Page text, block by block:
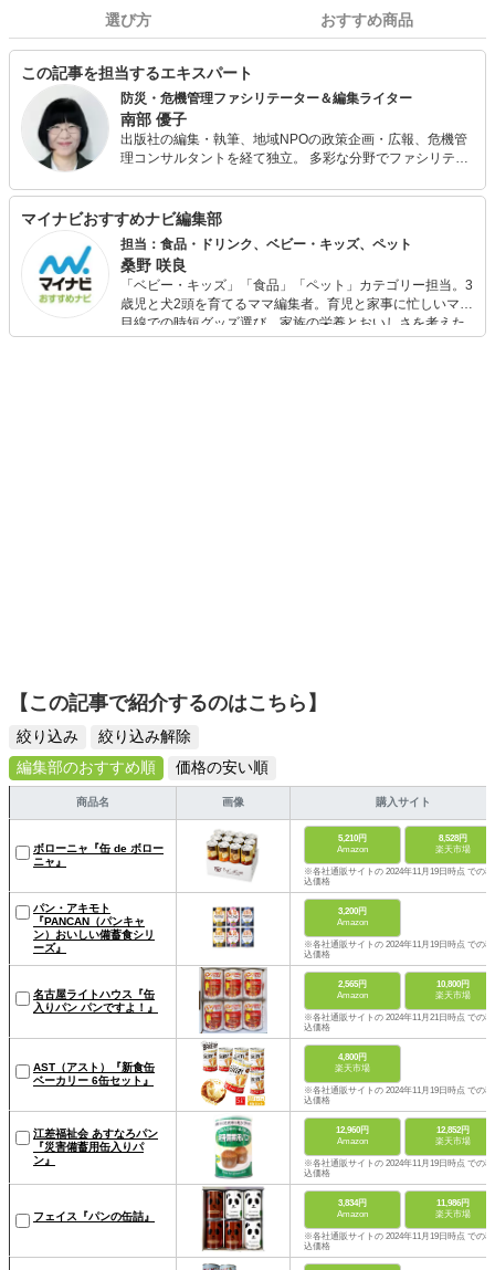
選び方 おすすめ商品
この記事を担当するエキスパート
防災・危機管理ファシリテーター＆編集ライター
南部 優子
出版社の編集・執筆、地域NPOの政策企画・広報、危機管
理コンサルタントを経て独立。 多彩な分野でファシリテー
かした計画・マニュアルなどの各種資料作成・製本・出版
や、企画会議運営・板書経験を活用したワークショップ・
イベントの設計・運営、防災コンサルタント経験による各
種調査・研究・組織開発支援など、公共団体や研究機関・
企業・NPOとのプロジェクトを数多く実施している。
マイナビおすすめナビ編集部
担当：食品・ドリンク、ベビー・キッズ、ペット
桑野 咲良
「ベビー・キッズ」「食品」「ペット」カテゴリー担当。3
歳児と犬2頭を育てるママ編集者。育児と家事に忙しいママ
目線での時短グッズ選び、家族の栄養とおいしさを考えた
食品選び、束の間のリラックスタイムを楽しむためのスイ
【この記事で紹介するのはこちら】
絞り込み
絞り込み解除
編集部のおすすめ順
価格の安い順
商品名 画像 購入サイト
ボローニャ『缶 de ボロー
ニャ』
5,210円
Amazon
8,528円
楽天市場
※各社通販サイトの 2024年11月19日時点 での税
込価格
パン・アキモト
『PANCAN（パンキャ
ン）おいしい備蓄食シリ
ーズ』
3,200円
Amazon
※各社通販サイトの 2024年11月19日時点 での税
込価格
名古屋ライトハウス『缶
入りパン パンですよ！』
2,565円
Amazon
10,800円
楽天市場
※各社通販サイトの 2024年11月21日時点 での税
込価格
AST（アスト）『新食缶
ベーカリー 6缶セット』
4,800円
楽天市場
※各社通販サイトの 2024年11月19日時点 での税
込価格
江差福祉会 あすなろパン
『災害備蓄用缶入りパ
ン』
12,960円
Amazon
12,852円
楽天市場
※各社通販サイトの 2024年11月19日時点 での税
込価格
フェイス『パンの缶詰』
3,834円
Amazon
11,986円
楽天市場
※各社通販サイトの 2024年11月19日時点 での税
込価格